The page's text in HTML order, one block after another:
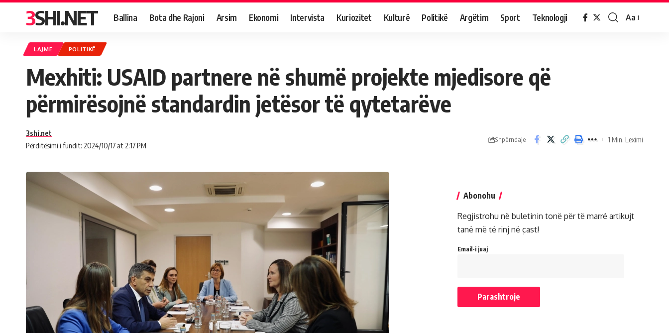
3SHI.NET Ballina Bota dhe Rajoni Arsim Ekonomi Intervista Kuriozitet Kulturë Politikë Argëtim Sport Teknologji Aa
LAJME POLITIKË
Mexhiti: USAID partnere në shumë projekte mjedisore që
përmirësojnë standardin jetësor të qytetarëve
Përditësimi i fundit: 2024/10/17 at 2:17 PM
3shi.net
Shpërndaje 1 Min. Leximi
Abonohu
Regjistrohu në buletinin tonë për të marrë artikujt
tanë më të rinj në çast!
Email-i juaj